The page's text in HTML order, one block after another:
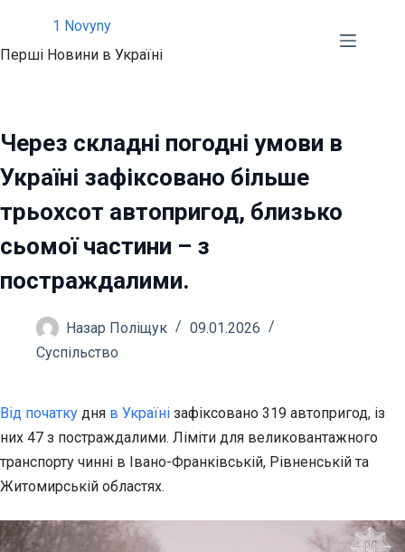
вмісту
1 Novyny
Перші Новини в Україні
Через складні погодні умови в
Україні зафіксовано більше
трьохсот автопригод, близько
сьомої частини – з
постраждалими.
Назар Поліщук
09.01.2026
Суспільство
Від початку дня в Україні зафіксовано 319 автопригод, із
них 47 з постраждалими. Ліміти для великовантажного
транспорту чинні в Івано-Франківській, Рівненській та
Житомирській областях.